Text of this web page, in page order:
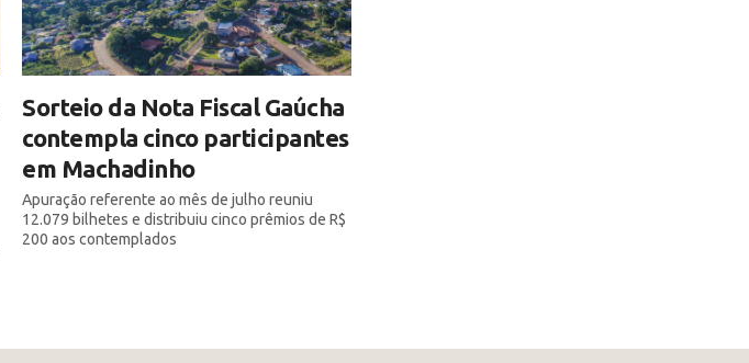
Sorteio da Nota Fiscal Gaúcha
contempla cinco participantes
em Machadinho
Apuração referente ao mês de julho reuniu
12.079 bilhetes e distribuiu cinco prêmios de R$
200 aos contemplados